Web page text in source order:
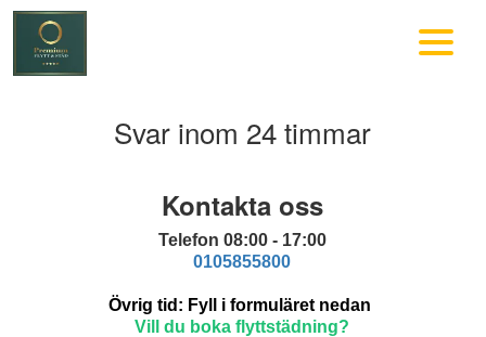
Svar inom 24 timmar
Kontakta oss
Telefon 08:00 - 17:00
0105855800
Övrig tid: Fyll i formuläret nedan
Vill du boka flyttstädning?